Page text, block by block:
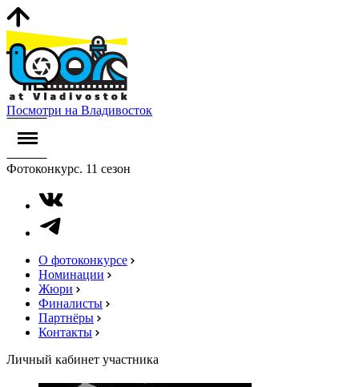
Посмотри на Владивосток
Фотоконкурс. 11 сезон
О фотоконкурсе
Номинации
Жюри
Финалисты
Партнёры
Контакты
Личный кабинет участника